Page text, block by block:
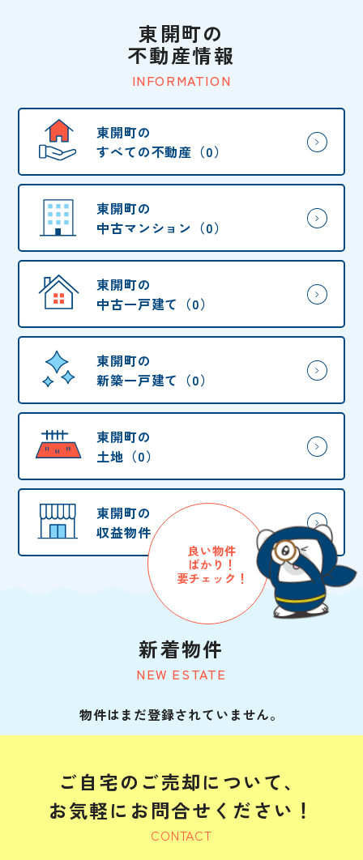
INFORMATION
東開町の
不動産情報
東開町の
すべての不動産（0）
東開町の
中古マンション（0）
東開町の
中古一戸建て（0）
東開町の
新築一戸建て（0）
東開町の
土地（0）
東開町の
収益物件・他（0）
NEW ESTATE
新着物件
良い物件
ばかり！
要チェック！
物件はまだ登録されていません。
ご自宅のご売却について、
お気軽にお問合せください！
CONTACT